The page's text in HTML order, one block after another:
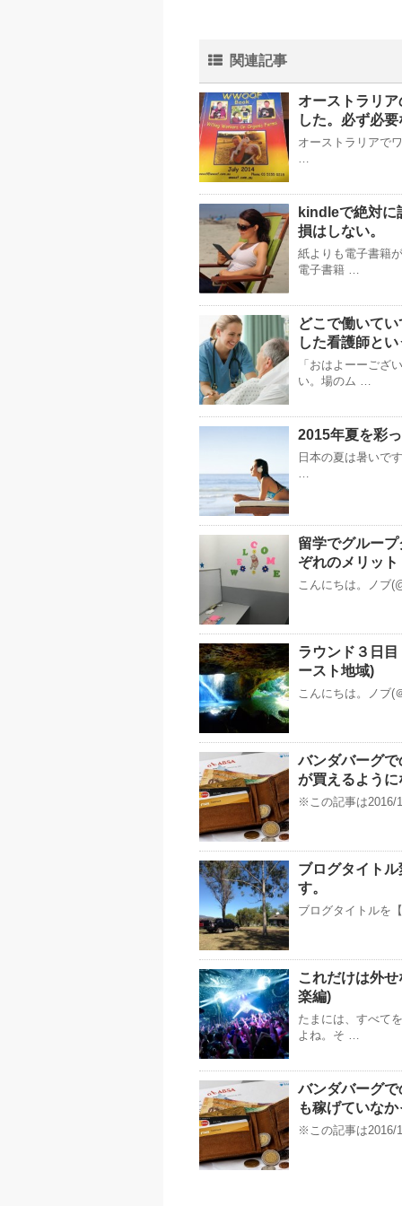
関連記事
オーストラリ
した。必ず必
オーストラリアで
…
kindleで絶対に
損はしない。
紙よりも電子書籍
電子書籍 …
どこで働いて
した看護師と
「おはよーーござ
い。場のム …
2015年夏を彩
日本の夏は暑いで
…
留学でグルー
ぞれのメリッ
こんにちは。ノブ
ラウンド３日
ースト地域)
こんにちは。ノブ(
バンダバーグ
が買えるよう
※この記事は2016/
ブログタイト
す。
ブログタイトルを
これだけは外
楽編)
たまには、すべて
よね。そ …
バンダバーグ
も稼げていな
※この記事は2016/